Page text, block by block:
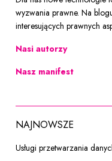
wyzwania prawne. Na
interesujących prawnych
Nasi autorzy
Nasz manifest
NAJNOWSZE
Usługi przetwarzania